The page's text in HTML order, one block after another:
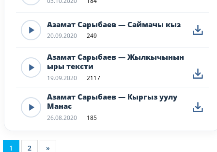
Азамат Сарыбаев — Саймачы кыз
20.09.2020 249
Азамат Сарыбаев — Жылкычынын
ыры тексти
19.09.2020 2117
Азамат Сарыбаев — Кыргыз уулу
Манас
26.08.2020 185
1 2
»